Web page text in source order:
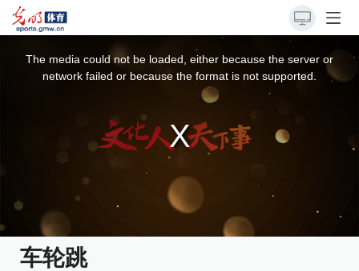
The media could not be loaded, either because the server or
network failed or because the format is not supported.
车轮跳